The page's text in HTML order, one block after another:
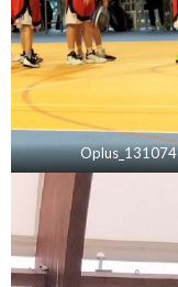
Oplus_131074